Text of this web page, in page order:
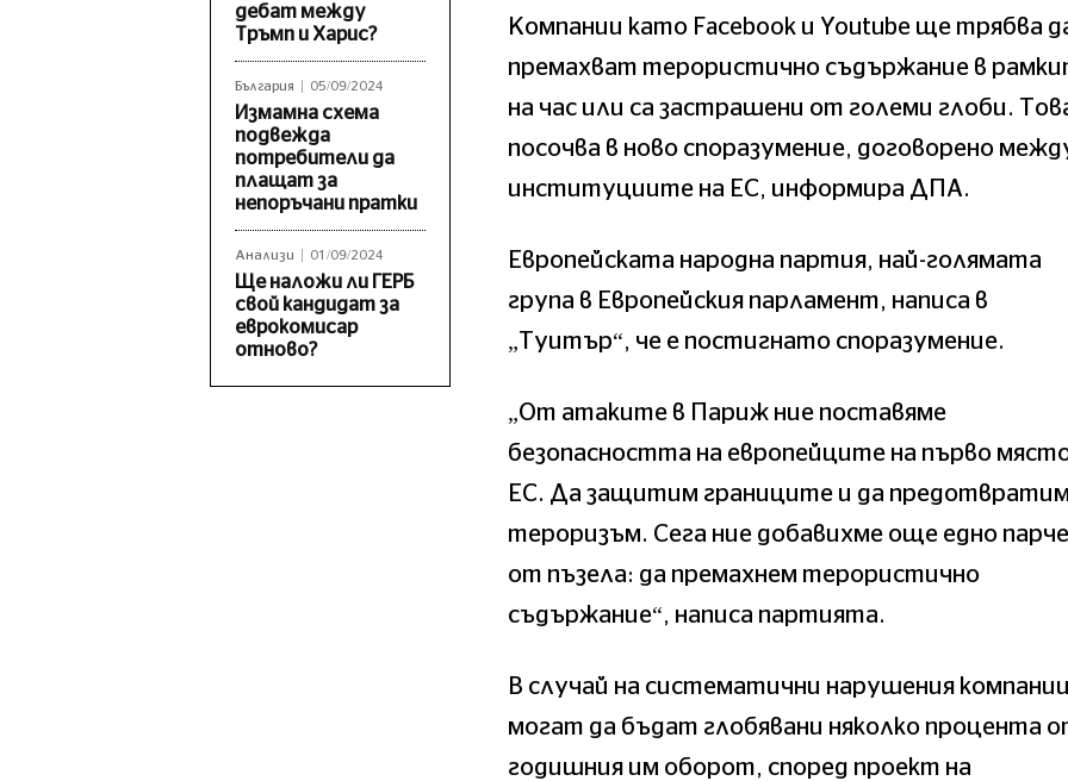
дебат между
Тръмп и Харис?
България 05/09/2024
Измамна схема
подвежда
потребители да
плащат за
непоръчани пратки
Анализи 01/09/2024
Ще наложи ли ГЕРБ
свой кандидат за
еврокомисар
отново?
Компании като Facebook и Youtube ще трябва
премахват терористично съдържание в
на час или са застрашени от големи глоби.
посочва в ново споразумение, договорено
институциите на ЕС, информира ДПА.
Европейската народна партия, най-голямата
група в Европейския парламент, написа в
„Туитър“, че е постигнато споразумение.
„От атаките в Париж ние поставяме
безопасността на европейците на първо
ЕС. Да защитим границите и да
тероризъм. Сега ние добавихме още едно парче
от пъзела: да премахнем терористично
съдържание“, написа партията.
В случай на систематични нарушения
могат да бъдат глобявани няколко процента
годишния им оборот, според проект на